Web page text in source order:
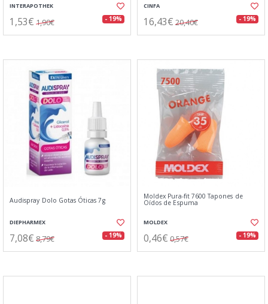
INTERAPOTHEK
1,53€ 1,90€ - 19%
CINFA
16,43€ 20,40€ - 19%
Audispray Dolo Gotas Óticas 7g
DIEPHARMEX
7,08€ 8,79€ - 19%
Moldex Pura-fit 7600 Tapones de
Oídos de Espuma
MOLDEX
0,46€ 0,57€ - 19%